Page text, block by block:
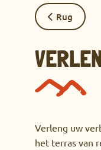
Rug
Verleng uw
het terras van